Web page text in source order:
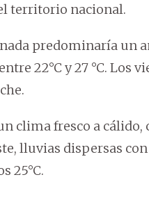
territorio nacional.
predominaría un
22°C y 27 °C. Los
clima fresco a
lluvias dispersas
25°C.